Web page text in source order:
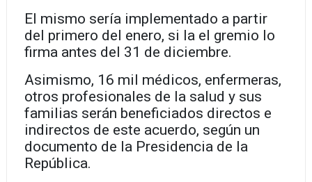
El mismo sería implementado a partir
del primero del enero, si la el gremio lo
firma antes del 31 de diciembre.
Asimismo, 16 mil médicos, enfermeras,
otros profesionales de la salud y sus
familias serán beneficiados directos e
indirectos de este acuerdo, según un
documento de la Presidencia de la
República.